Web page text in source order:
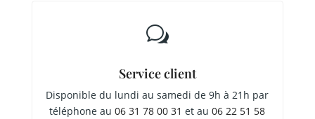
w
Service client
Disponible du lundi au samedi de 9h à 21h par
téléphone au06 31 78 00 31 et au06 22 51 58